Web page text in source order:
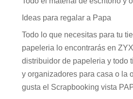
Ideas para regalar a Papa
Todo lo que necesitas para tu
papeleria lo encontrarás en
distribuidor de papeleria y todo
y organizadores para casa o la
gusta el Scrapbooking vista